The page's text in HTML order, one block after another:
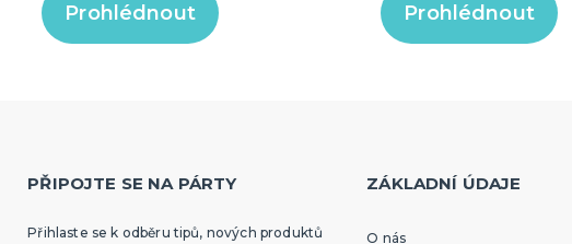
Prohlédnout Prohlédnout
PŘIPOJTE SE NA PÁRTY
Přihlaste se k odběru tipů, nových produktů
ZÁKLADNÍ ÚDAJE
O nás